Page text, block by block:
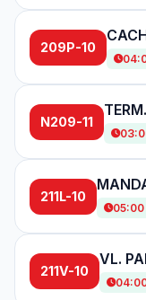
209P-10
N209-11
211L-10
05:00
211V-10
VL.